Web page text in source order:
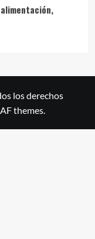
los derechos
themes.